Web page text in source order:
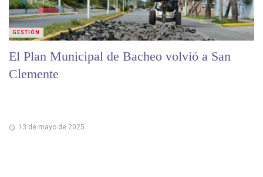
El Plan Municipal de Bacheo volvió a San
Clemente
13 de mayo de 2025
GESTIÓN